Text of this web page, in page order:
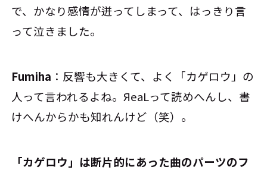
で、かなり感情が迸ってしまって、はっきり言
って泣きました。
Fumiha ：反響も大きくて、よく「カゲロウ」の
人って言われるよね。ЯeaLって読めへんし、書
けへんからかも知れんけど（笑）。
――「カゲロウ」は断片的にあった曲のパーツのフ